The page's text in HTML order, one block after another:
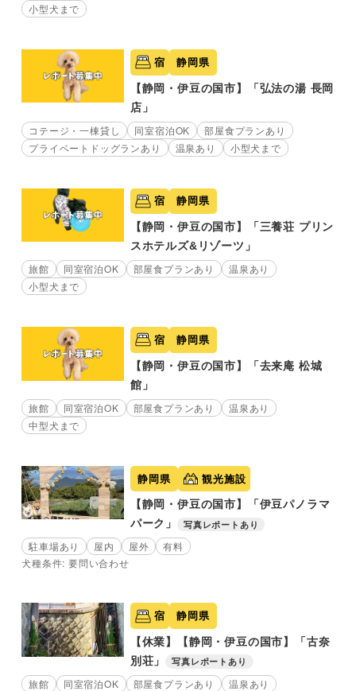
小型犬まで
宿 静岡県
【静岡・伊豆の国市】「弘法の湯 長岡
店」
コテージ・一棟貸し 同室宿泊OK
部屋食プランあり
プライベートドッグランあり
温泉あり 小型犬まで
宿 静岡県
【静岡・伊豆の国市】「三養荘 プリン
スホテルズ&リゾーツ」
旅館 同室宿泊OK 部屋食プランあり
温泉あり
小型犬まで
宿 静岡県
【静岡・伊豆の国市】「去来庵 松城
館」
旅館 同室宿泊OK 部屋食プランあり
温泉あり
中型犬まで
静岡県 観光施設
【静岡・伊豆の国市】「伊豆パノラマ
パーク」
写真レポートあり
駐車場あり 屋内 屋外
有料
犬種条件: 要問い合わせ
宿 静岡県
【休業】【静岡・伊豆の国市】「古奈
別荘」
写真レポートあり
旅館 同室宿泊OK 部屋食プランあり
温泉あり